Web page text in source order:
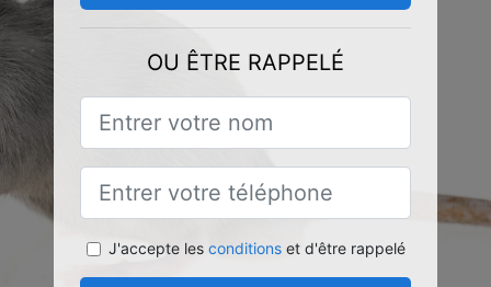
OU ÊTRE RAPPELÉ
J'accepte les conditionset d'être rappelé